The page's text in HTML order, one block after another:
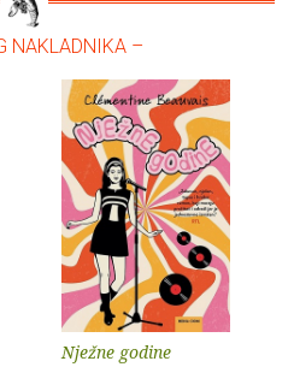
NAKLADNIKA –
Nježne godine